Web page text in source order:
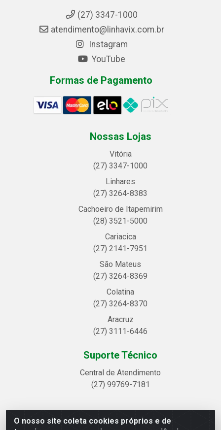
O nosso site coleta cookies próprios e de
(27) 3347-1000
atendimento@linhavix.com.br
Instagram
YouTube
Formas de Pagamento
Nossas Lojas
Vitória
(27) 3347-1000
Linhares
(27) 3264-8383
Cachoeiro de Itapemirim
(28) 3521-5000
Cariacica
(27) 2141-7951
São Mateus
(27) 3264-8369
Colatina
(27) 3264-8370
Aracruz
(27) 3111-6446
Suporte Técnico
Central de Atendimento
(27) 99769-7181
Linhavix Distribuidora LTDA - Avenida Alegre, 2521 -